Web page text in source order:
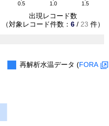
0.5 1.0 1.5
出現レコード数
（対象レコード件数： 6 / 23 件）
再解析水温データ (FORA